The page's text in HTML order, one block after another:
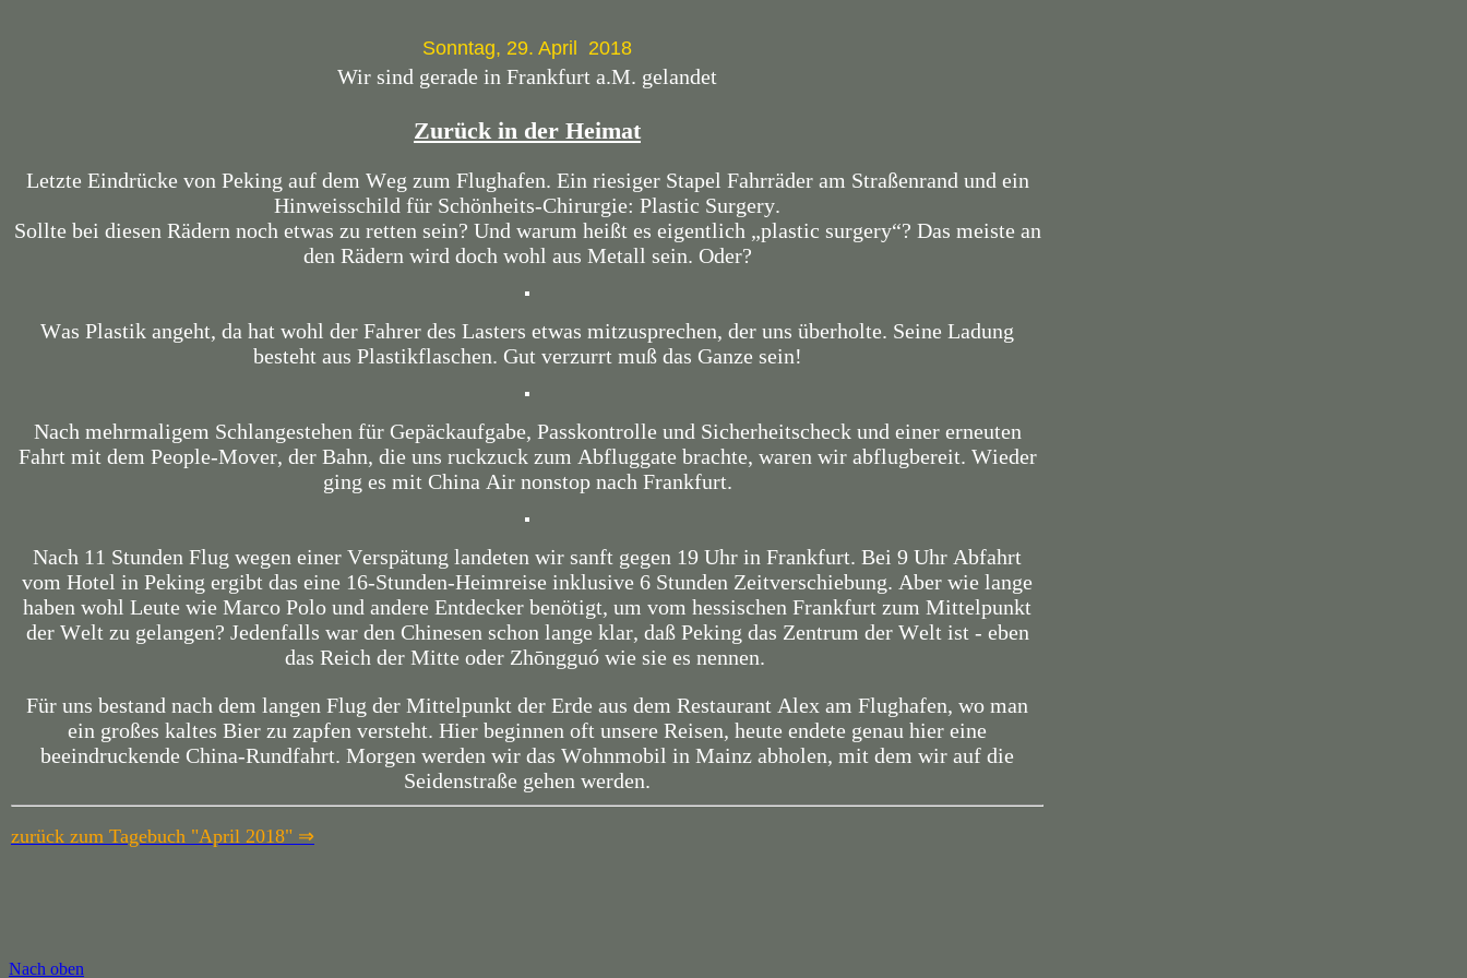
Sonntag, 29. April 2018
Wir sind gerade in Frankfurt a.M. gelandet
Zurück in der Heimat
Letzte Eindrücke von Peking auf dem Weg zum Flughafen. Ein riesiger Stapel Fahrräder am Straßenrand und ein
Hinweisschild für Schönheits-Chirurgie: Plastic Surgery.
Sollte bei diesen Rädern noch etwas zu retten sein? Und warum heißt es eigentlich „plastic surgery“? Das meiste an
den Rädern wird doch wohl aus Metall sein. Oder?
Was Plastik angeht, da hat wohl der Fahrer des Lasters etwas mitzusprechen, der uns überholte. Seine Ladung
besteht aus Plastikflaschen. Gut verzurrt muß das Ganze sein!
Nach mehrmaligem Schlangestehen für Gepäckaufgabe, Passkontrolle und Sicherheitscheck und einer erneuten
Fahrt mit dem People-Mover, der Bahn, die uns ruckzuck zum Abfluggate brachte, waren wir abflugbereit. Wieder
ging es mit China Air nonstop nach Frankfurt.
Nach 11 Stunden Flug wegen einer Verspätung landeten wir sanft gegen 19 Uhr in Frankfurt. Bei 9 Uhr Abfahrt
vom Hotel in Peking ergibt das eine 16-Stunden-Heimreise inklusive 6 Stunden Zeitverschiebung. Aber wie lange
haben wohl Leute wie Marco Polo und andere Entdecker benötigt, um vom hessischen Frankfurt zum Mittelpunkt
der Welt zu gelangen? Jedenfalls war den Chinesen schon lange klar, daß Peking das Zentrum der Welt ist - eben
das Reich der Mitte oder Zhōngguó wie sie es nennen.
Für uns bestand nach dem langen Flug der Mittelpunkt der Erde aus dem Restaurant Alex am Flughafen, wo man
ein großes kaltes Bier zu zapfen versteht. Hier beginnen oft unsere Reisen, heute endete genau hier eine
beeindruckende China-Rundfahrt. Morgen werden wir das Wohnmobil in Mainz abholen, mit dem wir auf die
Seidenstraße gehen werden.
zurück zum Tagebuch "April 2018" ⇒
Nach oben